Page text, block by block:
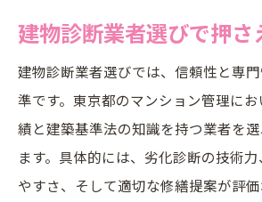
建物診断業者選びで押さ
建物診断業者選びでは、信頼性と専
準です。東京都のマンション管理に
績と建築基準法の知識を持つ業者を
ます。具体的には、劣化診断の技術
やすさ、そして適切な修繕提案が評